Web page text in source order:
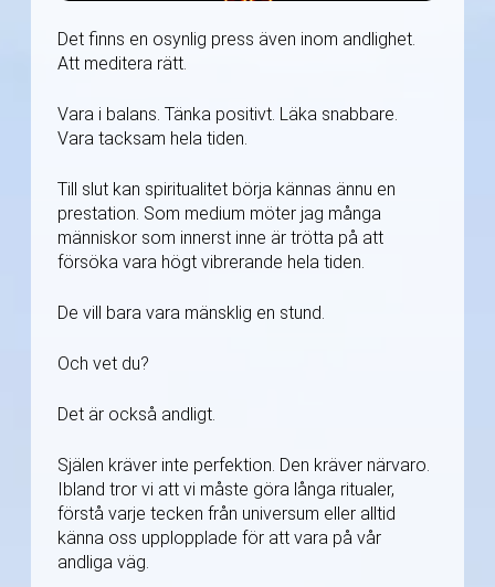
Det finns en osynlig press även inom andlighet.
Att meditera rätt.
Vara i balans. Tänka positivt. Läka snabbare.
Vara tacksam hela tiden.
Till slut kan spiritualitet börja kännas ännu en
prestation. Som medium möter jag många
människor som innerst inne är trötta på att
försöka vara högt vibrerande hela tiden.
De vill bara vara mänsklig en stund.
Och vet du?
Det är också andligt.
Själen kräver inte perfektion. Den kräver närvaro.
Ibland tror vi att vi måste göra långa ritualer,
förstå varje tecken från universum eller alltid
känna oss upplopplade för att vara på vår
andliga väg.